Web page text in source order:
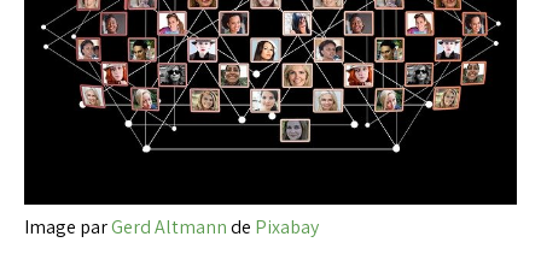
Image parGerd Altmannde Pixabay